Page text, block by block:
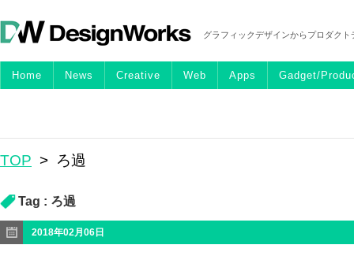
グラフィックデザインからプロダク
Home News Creative Web Apps Gadget/
TOP > ろ過
Tag : ろ過
2018年02月06日